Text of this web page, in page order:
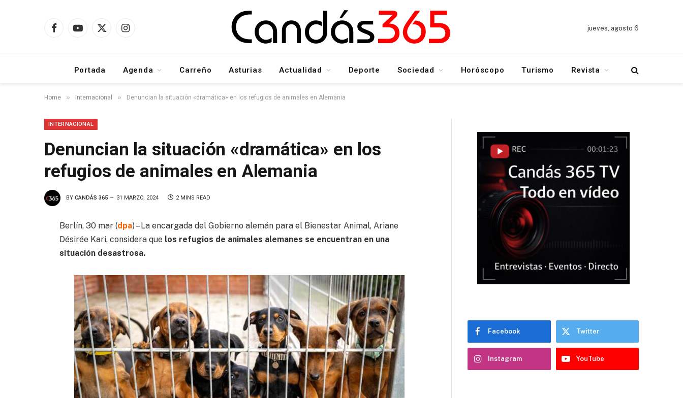
FacebookYouTube
X
Instagram
jueves, agosto 6
Portada Agenda Carreño Asturias Actualidad Deporte Sociedad Horóscopo Turismo Revista
Home » Internacional » Denuncian la situación «dramática» en los refugios de animales en Alemania
INTERNACIONAL
Denuncian la situación «dramática» en los
refugios de animales en Alemania
BY CANDÁS 365 31 MARZO, 2024 2 MINS READ
Berlín, 30 mar (dpa) – La encargada del Gobierno alemán para el Bienestar Animal, Ariane
Désirée Kari, considera que los refugios de animales alemanes se encuentran en una
situación desastrosa.
Facebook Twitter
Instagram YouTube